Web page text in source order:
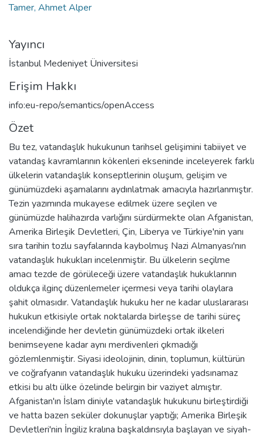
Tamer, Ahmet Alper
Yayıncı
İstanbul Medeniyet Üniversitesi
Erişim Hakkı
info:eu-repo/semantics/openAccess
Özet
Bu tez, vatandaşlık hukukunun tarihsel gelişimini tabiiyet ve
vatandaş kavramlarının kökenleri ekseninde inceleyerek farklı
ülkelerin vatandaşlık konseptlerinin oluşum, gelişim ve
günümüzdeki aşamalarını aydınlatmak amacıyla hazırlanmıştır.
Tezin yazımında mukayese edilmek üzere seçilen ve
günümüzde halihazırda varlığını sürdürmekte olan Afganistan,
Amerika Birleşik Devletleri, Çin, Liberya ve Türkiye'nin yanı
sıra tarihin tozlu sayfalarında kaybolmuş Nazi Almanyası'nın
vatandaşlık hukukları incelenmiştir. Bu ülkelerin seçilme
amacı tezde de görüleceği üzere vatandaşlık hukuklarının
oldukça ilginç düzenlemeler içermesi veya tarihi olaylara
şahit olmasıdır. Vatandaşlık hukuku her ne kadar uluslararası
hukukun etkisiyle ortak noktalarda birleşse de tarihi süreç
incelendiğinde her devletin günümüzdeki ortak ilkeleri
benimseyene kadar aynı merdivenleri çıkmadığı
gözlemlenmiştir. Siyasi ideolojinin, dinin, toplumun, kültürün
ve coğrafyanın vatandaşlık hukuku üzerindeki yadsınamaz
etkisi bu altı ülke özelinde belirgin bir vaziyet almıştır.
Afganistan'ın İslam diniyle vatandaşlık hukukunu birleştirdiği
ve hatta bazen seküler dokunuşlar yaptığı; Amerika Birleşik
Devletleri'nin İngiliz kralına başkaldırısıyla başlayan ve siyah-